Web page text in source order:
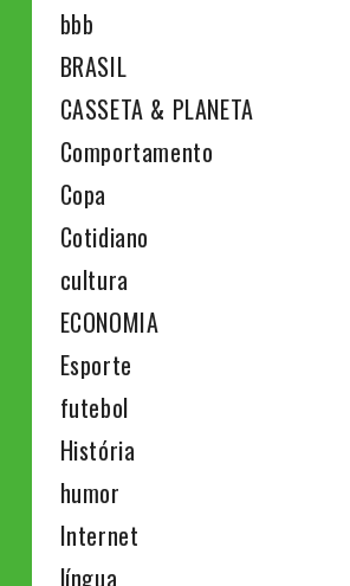
bbb
BRASIL
CASSETA & PLANETA
Comportamento
Copa
Cotidiano
cultura
ECONOMIA
Esporte
futebol
História
humor
Internet
língua